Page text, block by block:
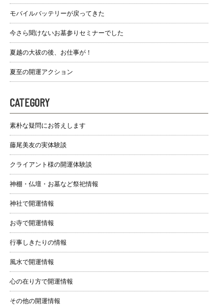
モバイルバッテリーが戻ってきた
今さら聞けないお墓参りセミナーでした
夏越の大祓の後、お仕事が！
夏至の開運アクション
CATEGORY
素朴な疑問にお答えします
藤尾美友の実体験談
クライアント様の開運体験談
神棚・仏壇・お墓など祭祀情報
神社で開運情報
お寺で開運情報
行事しきたりの情報
風水で開運情報
心の在り方で開運情報
その他の開運情報